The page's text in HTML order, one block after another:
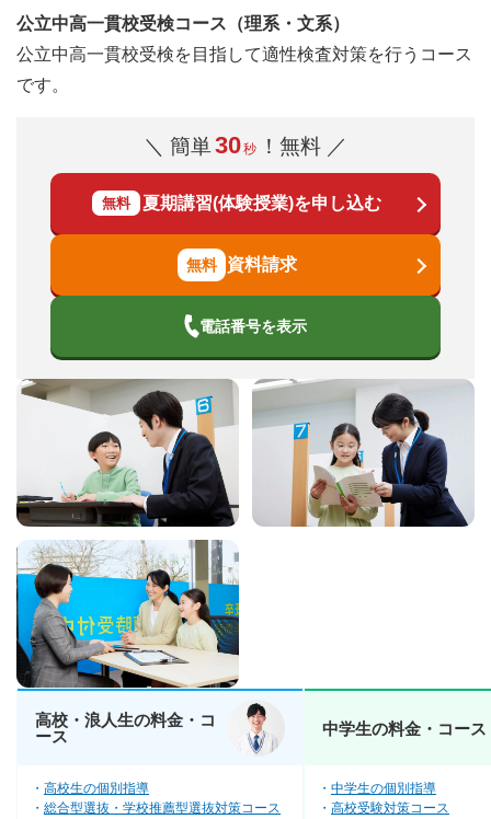
公立中高一貫校受検コース（理系・文系）
公立中高一貫校受検を目指して適性検査対策を行うコース
です。
＼ 簡単30秒 ！無料 ／
無料 夏期講習(体験授業)を申し込む
資料請求
電話番号を表示
高校・浪人生の料金・コ
ース
高校生の個別指導
総合型選抜・学校推薦型選抜対策コース
中学生の料金・コース
中学生の個別指導
高校受験対策コース